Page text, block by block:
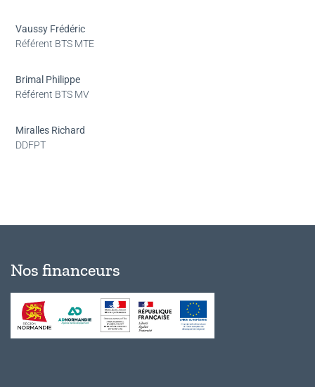
Vaussy Frédéric
Référent BTS MTE
Brimal Philippe
Référent BTS MV
Miralles Richard
DDFPT
Nos financeurs